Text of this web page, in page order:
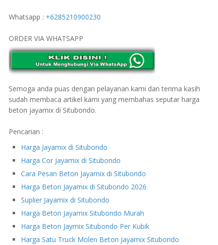
Whatsapp : +6285210900230
ORDER VIA WHATSAPP
Semoga anda puas dengan pelayanan kami dan terima kasih
sudah membaca artikel kami yang membahas seputar harga
beton jayamix di Situbondo.
Pencarian :
Harga Jayamix di Situbondo
Harga Cor Jayamix di Situbondo
Cara Pesan Beton Jayamix di Situbondo
Harga Beton Jayamix di Situbondo 2026
Suplier Jayamix di Situbondo
Harga Beton Jayamix Situbondo Murah
Harga Beton Jaymix Situbondo Per Kubik
Harga Satu Truck Molen Beton Jayamix Situbondo